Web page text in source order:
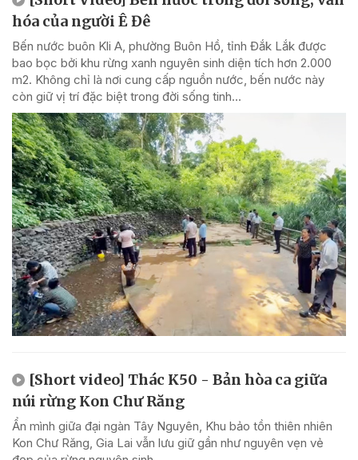
hóa của người Ê Đê
Bến nước buôn Kli A, phường Buôn Hồ, tỉnh Đắk Lắk được
bao bọc bởi khu rừng xanh nguyên sinh diện tích hơn 2.000
m2. Không chỉ là nơi cung cấp nguồn nước, bến nước này
còn giữ vị trí đặc biệt trong đời sống tinh...
[Short video] Thác K50 - Bản hòa ca giữa
núi rừng Kon Chư Răng
Ẩn mình giữa đại ngàn Tây Nguyên, Khu bảo tồn thiên nhiên
Kon Chư Răng, Gia Lai vẫn lưu giữ gần như nguyên vẹn vẻ